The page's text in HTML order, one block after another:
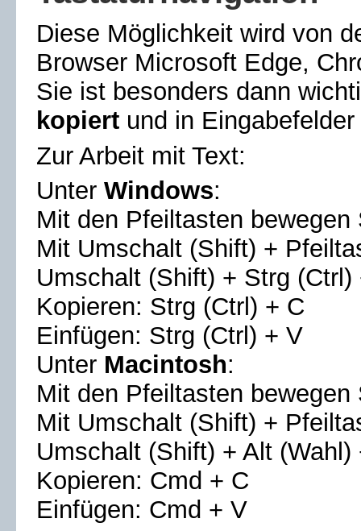
Diese Möglichkeit wird von
Browser Microsoft Edge,
Sie ist besonders dann
kopiert und in
Zur Arbeit mit Text:
UnterWindows:
Mit den Pfeiltasten bewegen
Mit Umschalt (Shift) +
Umschalt (Shift) + Strg
Kopieren: Strg (Ctrl) + C
Einfügen: Strg (Ctrl) + V
Unter Macintosh:
Mit den Pfeiltasten bewegen
Mit Umschalt (Shift) +
Umschalt (Shift) + Alt
Kopieren: Cmd + C
Einfügen: Cmd + V